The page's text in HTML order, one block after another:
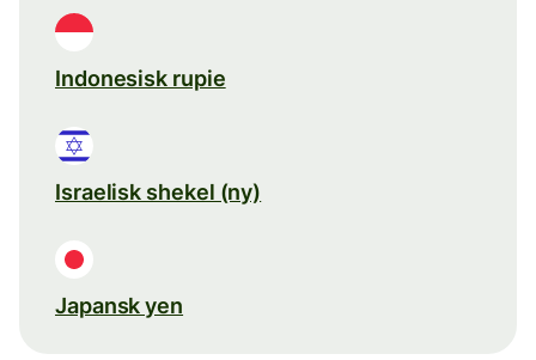
Indonesisk rupie
Israelisk shekel (ny)
Japansk yen